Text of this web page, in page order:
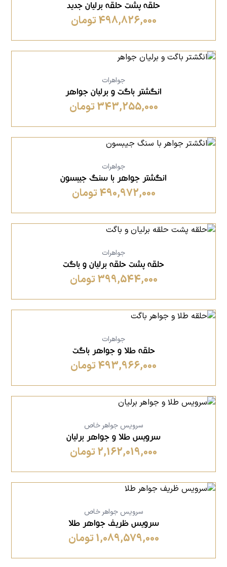
حلقه پشت حلقه برلیان جدید
498,826,000 تومان
جواهرات
انگشتر باگت و برلیان جواهر
343,255,000 تومان
جواهرات
انگشتر جواهر با سنگ جیبسون
490,972,000 تومان
جواهرات
حلقه پشت حلقه برلیان و باگت
399,544,000 تومان
جواهرات
حلقه طلا و جواهر باگت
493,966,000 تومان
سرویس جواهر خاص
سرویس طلا و جواهر برلیان
2,162,019,000 تومان
سرویس جواهر خاص
سرویس ظریف جواهر طلا
1,089,579,000 تومان